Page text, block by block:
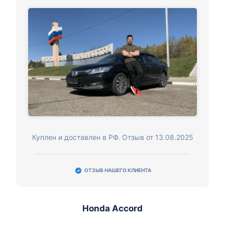
Куплен и доставлен в РФ. Отзыв от 13.08.2025
ОТЗЫВ НАШЕГО КЛИЕНТА
Honda Accord